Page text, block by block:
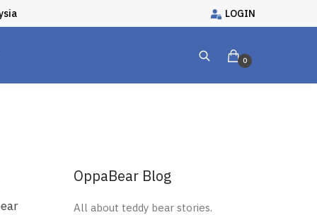
LOGIN
0
OppaBear Blog
All about teddy bear stories.